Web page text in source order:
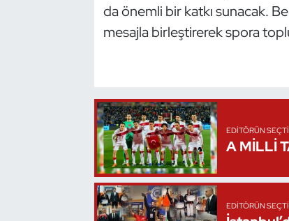
da önemli bir katkı sunacak.
mesajla birleştirerek spora
EDITÖRÜN
A MİLLİ
EDITÖRÜN
Sualtı Sporları
Vücut Geliştirme Fitness